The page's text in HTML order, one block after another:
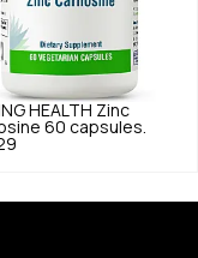
HEALTH Zinc
60 capsules.